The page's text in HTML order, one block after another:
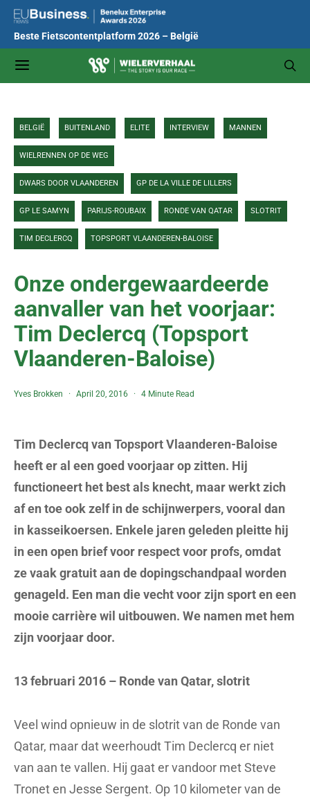
Beste Fietscontentplatform 2026 – België
BELGIË BUITENLAND ELITE INTERVIEW MANNEN
WIELRENNEN OP DE WEG
DWARS DOOR VLAANDEREN GP DE LA VILLE DE LILLERS
GP LE SAMYN PARIJS-ROUBAIX RONDE VAN QATAR SLOTRIT
TIM DECLERCQ TOPSPORT VLAANDEREN-BALOISE
Onze ondergewaardeerde
aanvaller van het voorjaar:
Tim Declercq (Topsport
Vlaanderen-Baloise)
Yves Brokken April 20, 2016 4 Minute Read
Tim Declercq van Topsport Vlaanderen-Baloise
heeft er al een goed voorjaar op zitten. Hij
functioneert het best als knecht, maar werkt zich
af en toe ook zelf in de schijnwerpers, vooral dan
in kasseikoersen. Enkele jaren geleden pleitte hij
in een open brief voor respect voor profs, omdat
ze vaak gratuit aan de dopingschandpaal worden
genageld. Een man die vecht voor zijn sport en een
mooie carrière wil uitbouwen. We namen met hem
zijn voorjaar door.
13 februari 2016 – Ronde van Qatar, slotrit
Veel wind opnieuw in de slotrit van de Ronde van
Qatar, maar dat weerhoudt Tim Declercq er niet
van aan te vallen. Hij gaat er vandoor met Steve
Tronet en Jesse Sergent. Op 10 kilometer van de